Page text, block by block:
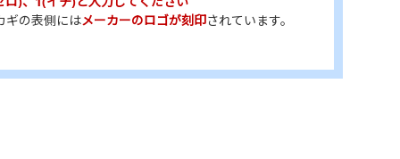
の表側にはメーカーのロゴが刻印されています。